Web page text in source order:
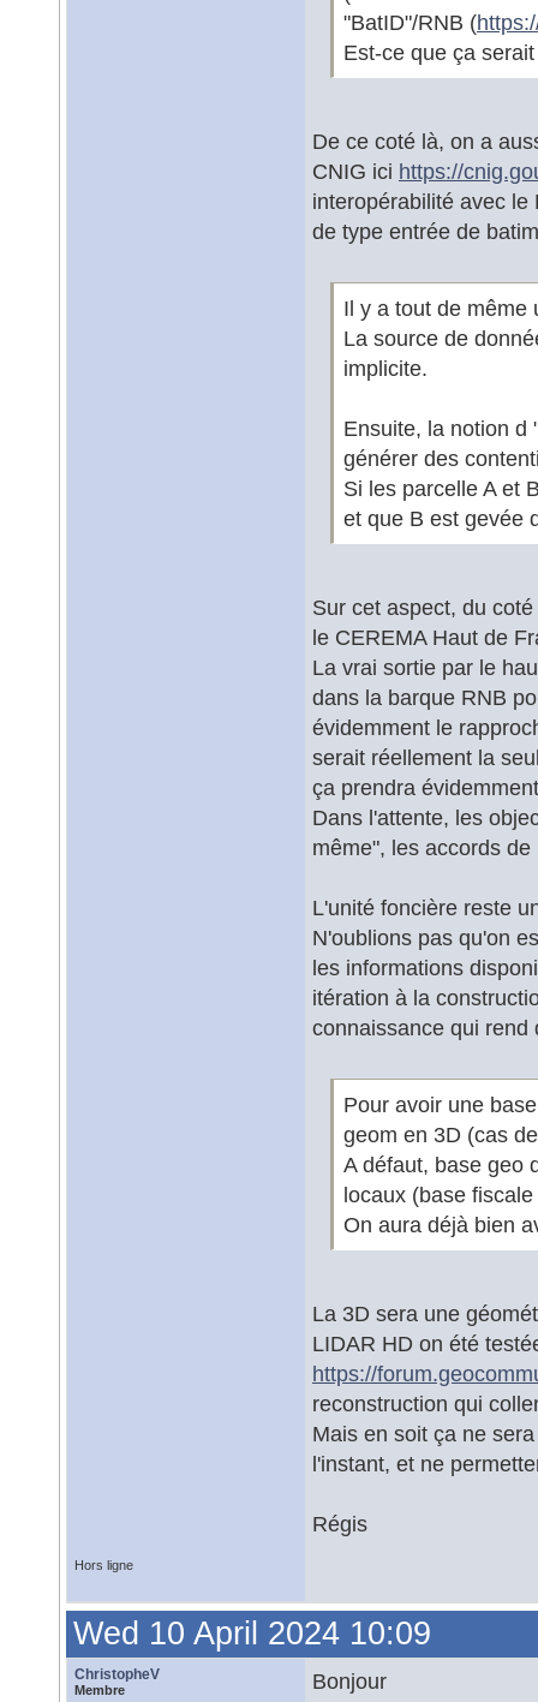
"BatID"/RNB (
Est-ce que ça
De ce coté là, on a
CNIG ici https://
interopérabilité avec
de type entrée de
Il y a tout de même
La source de
implicite.
Ensuite, la notion d
générer des
Si les parcelle A et
et que B est gevée
Sur cet aspect, du
le CEREMA Haut de
La vrai sortie par le
dans la barque RNB
évidemment le
serait réellement la
ça prendra
Dans l'attente, les
même", les accords
L'unité foncière reste
N'oublions pas qu'on
les informations
itération à la
connaissance qui rend
Pour avoir une
geom en 3D (cas
A défaut, base geo
locaux (base
On aura déjà bien
La 3D sera une
LIDAR HD on été
https://
reconstruction qui
Mais en soit ça ne
l'instant, et ne
Régis
Hors ligne
Wed 10 April 2024 10:09
ChristopheV
Membre
Bonjour